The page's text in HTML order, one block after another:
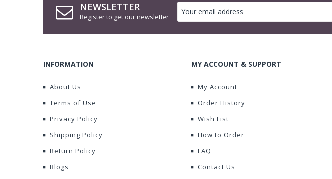
NEWSLETTER
Register to get our newsletter
INFORMATION
About Us
Terms of Use
Privacy Policy
Shipping Policy
Return Policy
Blogs
MY ACCOUNT & SUPPORT
My Account
Order History
Wish List
How to Order
FAQ
Contact Us